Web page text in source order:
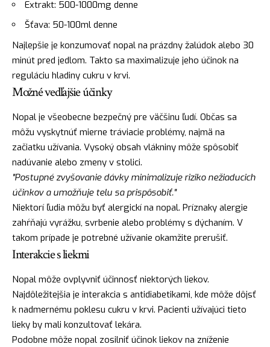
Extrakt: 500-1000mg denne
Šťava: 50-100ml denne
Najlepšie je konzumovať nopal na prázdny žalúdok alebo 30
minút pred jedlom. Takto sa maximalizuje jeho účinok na
reguláciu hladiny cukru v krvi.
Možné vedľajšie účinky
Nopal je všeobecne bezpečný pre väčšinu ľudí. Občas sa
môžu vyskytnúť mierne tráviacie problémy, najmä na
začiatku užívania. Vysoký obsah vlákniny môže spôsobiť
nadúvanie alebo zmeny v stolici.
"Postupné zvyšovanie dávky minimalizuje riziko nežiaducich
účinkov a umožňuje telu sa prispôsobiť."
Niektorí ľudia môžu byť alergickí na nopal. Príznaky alergie
zahŕňajú vyrážku, svrbenie alebo problémy s dýchaním. V
takom prípade je potrebné užívanie okamžite prerušiť.
Interakcie s liekmi
Nopal môže ovplyvniť účinnosť niektorých liekov.
Najdôležitejšia je interakcia s antidiabetikami, kde môže dôjsť
k nadmernému poklesu cukru v krvi. Pacienti užívajúci tieto
lieky by mali konzultovať lekára.
Podobne môže nopal zosilniť účinok liekov na zníženie